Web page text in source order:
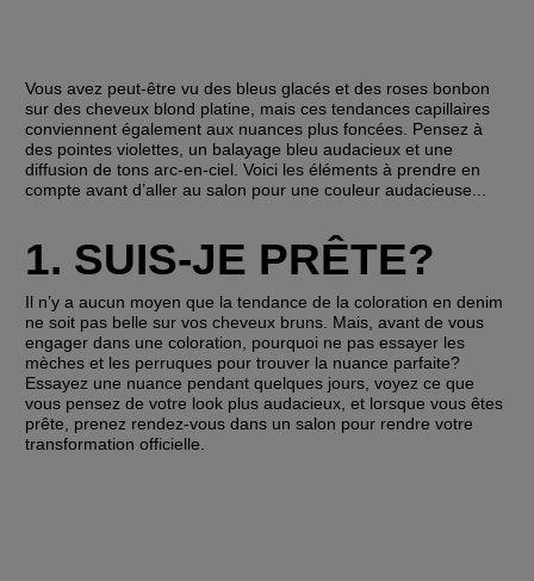
Vous avez peut-être vu des bleus glacés et des roses bonbon
sur des cheveux blond platine, mais ces tendances capillaires
conviennent également aux nuances plus foncées. Pensez à
des pointes violettes, un balayage bleu audacieux et une
diffusion de tons arc-en-ciel. Voici les éléments à prendre en
compte avant d’aller au salon pour une couleur audacieuse...
1. SUIS-JE PRÊTE?
Il n’y a aucun moyen que la tendance de la coloration en denim
ne soit pas belle sur vos cheveux bruns. Mais, avant de vous
engager dans une coloration, pourquoi ne pas essayer les
mèches et les perruques pour trouver la nuance parfaite?
Essayez une nuance pendant quelques jours, voyez ce que
vous pensez de votre look plus audacieux, et lorsque vous êtes
prête, prenez rendez-vous dans un salon pour rendre votre
transformation officielle.